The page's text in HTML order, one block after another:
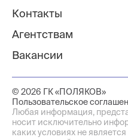
Контакты
Агентствам
Вакансии
© 2026 ГК «ПОЛЯКОВ»
Пользовательское
Любая информация,
носит исключительно
каких условиях не